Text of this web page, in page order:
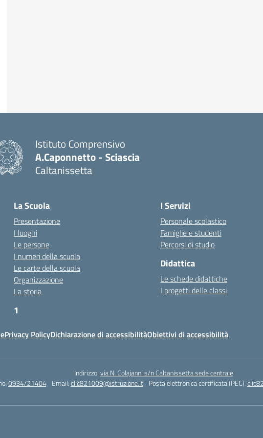
Istituto Comprensivo
A.Caponnetto - Sciascia
Caltanissetta
La Scuola
Presentazione
I luoghi
Le persone
I numeri della scuola
Le carte della scuola
Organizzazione
La storia
1
plotly-dashboard/
https://cambui.flyworld.com.br/
http://cl.rmuti.net/
http://qualycompany.com.br/catalogo/
I Servizi
Personale scolastico
Famiglie e studenti
Percorsi di studio
Didattica
Le schede didattiche
I progetti delle classi
Privacy PolicyDichiarazione di accessibilitàObiettivi di accessibilità
Indirizzo:via N. Colajanni s/n Caltanissetta sede centrale
0934/21404 Email:clic821009@istruzione.it Posta elettronica certificata (PEC):